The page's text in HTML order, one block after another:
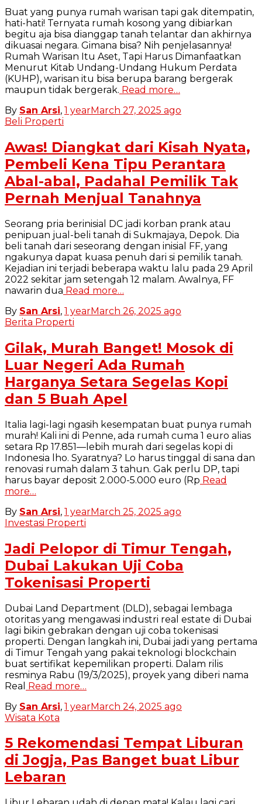
Buat yang punya rumah warisan tapi gak ditempatin,
hati-hati! Ternyata rumah kosong yang dibiarkan
begitu aja bisa dianggap tanah telantar dan akhirnya
dikuasai negara. Gimana bisa? Nih penjelasannya!
Rumah Warisan Itu Aset, Tapi Harus Dimanfaatkan
Menurut Kitab Undang-Undang Hukum Perdata
(KUHP), warisan itu bisa berupa barang bergerak
maupun tidak bergerak. Read more…
By San Arsi, 1 yearMarch 27, 2025 ago
Beli Properti
Awas! Diangkat dari Kisah Nyata,
Pembeli Kena Tipu Perantara
Abal-abal, Padahal Pemilik Tak
Pernah Menjual Tanahnya
Seorang pria berinisial DC jadi korban prank atau
penipuan jual-beli tanah di Sukmajaya, Depok. Dia
beli tanah dari seseorang dengan inisial FF, yang
ngakunya dapat kuasa penuh dari si pemilik tanah.
Kejadian ini terjadi beberapa waktu lalu pada 29 April
2022 sekitar jam setengah 12 malam. Awalnya, FF
nawarin dua Read more…
By San Arsi, 1 yearMarch 26, 2025 ago
Berita Properti
Gilak, Murah Banget! Mosok di
Luar Negeri Ada Rumah
Harganya Setara Segelas Kopi
dan 5 Buah Apel
Italia lagi-lagi ngasih kesempatan buat punya rumah
murah! Kali ini di Penne, ada rumah cuma 1 euro alias
setara Rp 17.851—lebih murah dari segelas kopi di
Indonesia lho. Syaratnya? Lo harus tinggal di sana dan
renovasi rumah dalam 3 tahun. Gak perlu DP, tapi
harus bayar deposit 2.000-5.000 euro (Rp Read
more…
By San Arsi, 1 yearMarch 25, 2025 ago
Investasi Properti
Jadi Pelopor di Timur Tengah,
Dubai Lakukan Uji Coba
Tokenisasi Properti
Dubai Land Department (DLD), sebagai lembaga
otoritas yang mengawasi industri real estate di Dubai
lagi bikin gebrakan dengan uji coba tokenisasi
properti. Dengan langkah ini, Dubai jadi yang pertama
di Timur Tengah yang pakai teknologi blockchain
buat sertifikat kepemilikan properti. Dalam rilis
resminya Rabu (19/3/2025), proyek yang diberi nama
Real Read more…
By San Arsi, 1 yearMarch 24, 2025 ago
Wisata Kota
5 Rekomendasi Tempat Liburan
di Jogja, Pas Banget buat Libur
Lebaran